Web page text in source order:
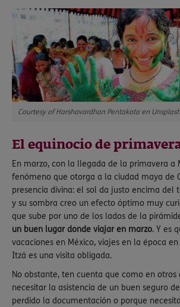
Courtesy of Harshavardhan Pentakota en Unsplash
El equinocio de
En marzo, con la llegada de la primavera a
fenómeno que otorga a la ciudad maya de
presencia divina: el sol da justo encima del
y su sombra creo un efecto óptimo muy
que sube por uno de los lados de la
un buen lugar donde viajar en marzo. Y es
vacaciones en México, viajes en la época
Itzá es una visita obligada.
No obstante, ten cuenta que como en otros
necesitar la asistencia de un buen seguro
perdido la documentación o porque